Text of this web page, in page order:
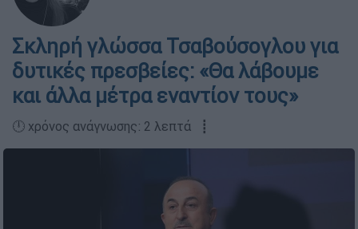
Σκληρή γλώσσα Τσαβούσογλου για
δυτικές πρεσβείες: «Θα λάβουμε
και άλλα μέτρα εναντίον τους»
🕛 χρόνος ανάγνωσης: 2 λεπτά ┋